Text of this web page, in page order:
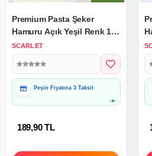
Premium Pasta Şeker
Hamuru Açık Yeşil Renk 1
Kg.
SCARLET
Hediye Paketine Uygun
189,90 TL
1